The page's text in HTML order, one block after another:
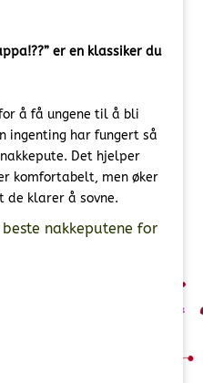
er en klassiker du
å få ungene til å bli
ingenting har fungert så
Det hjelper
komfortabelt, men øker
de klarer å sovne.
nakkeputene for